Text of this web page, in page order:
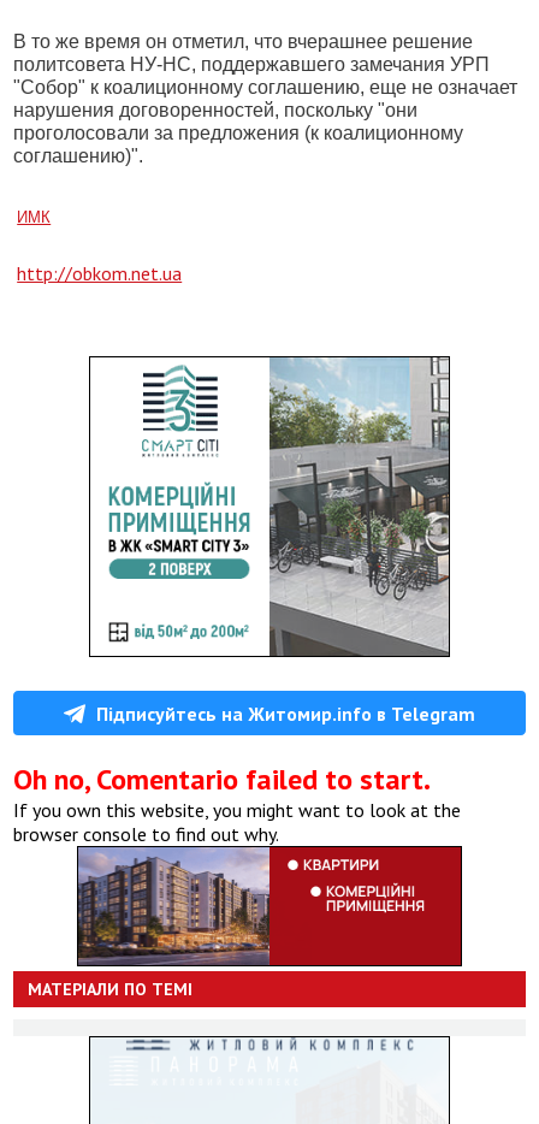
В то же время он отметил, что вчерашнее решение
политсовета НУ-НС, поддержавшего замечания УРП
"Собор" к коалиционному соглашению, еще не означает
нарушения договоренностей, поскольку "они
проголосовали за предложения (к коалиционному
соглашению)".
ИМК
http://obkom.net.ua
Підписуйтесь на Житомир.info в Telegram
Oh no, Comentario failed to start.
If you own this website, you might want to look at the
browser console to find out why.
МАТЕРІАЛИ ПО ТЕМІ